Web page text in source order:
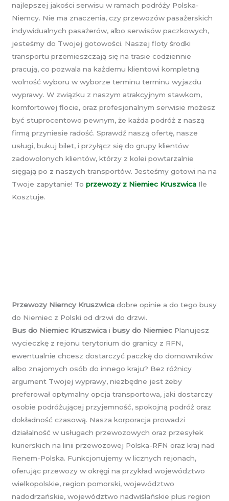
najlepszej jakości serwisu w ramach podróży Polska-
Niemcy. Nie ma znaczenia, czy przewozów pasażerskich
indywidualnych pasażerów, albo serwisów paczkowych,
jesteśmy do Twojej gotowości. Naszej floty środki
transportu przemieszczają się na trasie codziennie
pracują, co pozwala na każdemu klientowi kompletną
wolność wyboru w wyborze terminu terminu wyjazdu
wyprawy. W związku z naszym atrakcyjnym stawkom,
komfortowej flocie, oraz profesjonalnym serwisie możesz
być stuprocentowo pewnym, że każda podróż z naszą
firmą przyniesie radość. Sprawdź naszą ofertę, nasze
usługi, bukuj bilet, i przyłącz się do grupy klientów
zadowolonych klientów, którzy z kolei powtarzalnie
sięgają po z naszych transportów. Jesteśmy gotowi na na
Twoje zapytanie! To przewozy z Niemiec Kruszwica Ile
Kosztuje.
Przewozy Niemcy Kruszwica dobre opinie a do tego busy
do Niemiec z Polski od drzwi do drzwi.
Bus do Niemiec Kruszwica i busy do Niemiec Planujesz
wycieczkę z rejonu terytorium do granicy z RFN,
ewentualnie chcesz dostarczyć paczkę do domowników
albo znajomych osób do innego kraju? Bez różnicy
argument Twojej wyprawy, niezbędne jest żeby
preferował optymalny opcja transportowa, jaki dostarczy
osobie podróżującej przyjemność, spokojną podróż oraz
dokładność czasową. Nasza korporacja prowadzi
działalność w usługach przewozowych oraz przesyłek
kurierskich na linii przewozowej Polska-RFN oraz kraj nad
Renem-Polska. Funkcjonujemy w licznych rejonach,
oferując przewozy w okręgi na przykład województwo
wielkopolskie, region pomorski, województwo
nadodrzańskie, województwo nadwiślańskie plus region